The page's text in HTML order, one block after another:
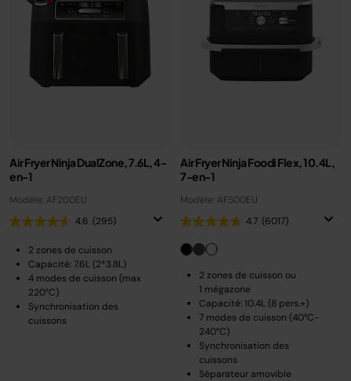
Air Fryer Ninja DualZone, 7.6L, 4-
en-1
Modèle: AF200EU
4.6 (295)
2 zones de cuisson
Capacité: 7.6L (2*3.8L)
4 modes de cuisson (max
220°C)
Synchronisation des
cuissons
Air Fryer Ninja Foodi Flex, 10.4L,
7-en-1
Modèle: AF500EU
4.7 (6017)
2 zones de cuisson ou
1 mégazone
Capacité: 10.4L (8 pers.+)
7 modes de cuisson (40°C-
240°C)
Synchronisation des
cuissons
Séparateur amovible